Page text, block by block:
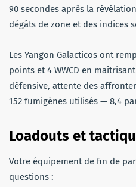
90 secondes après la
dégâts de zone et des indices
Les Yangon Galacticos ont
points et 4 WWCD en
défensive, attente des
152 fumigènes utilisés — 8,4
Loadouts et
Votre équipement de fin de
questions :